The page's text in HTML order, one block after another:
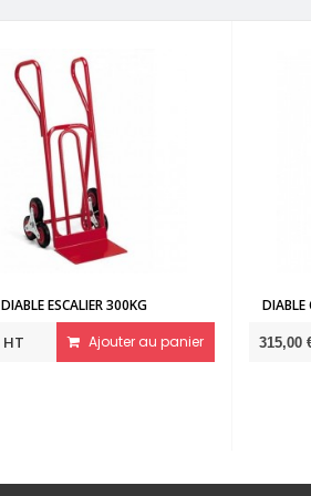
DIABLE GRAND VOLUME
575,00 € HT Ajouter au panier